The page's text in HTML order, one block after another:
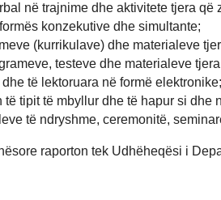
në trajnime dhe aktivitete tjera që
konzekutive dhe simultante;
(kurrikulave) dhe materialeve
testeve dhe materialeve
të lektoruara në formë elektronike;
tipit të mbyllur dhe të hapur si
të ndryshme, ceremonitë,
raporton tek Udhëheqësi i